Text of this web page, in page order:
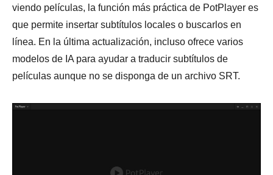
viendo películas, la función más práctica de PotPlayer es
que permite insertar subtítulos locales o buscarlos en
línea. En la última actualización, incluso ofrece varios
modelos de IA para ayudar a traducir subtítulos de
películas aunque no se disponga de un archivo SRT.